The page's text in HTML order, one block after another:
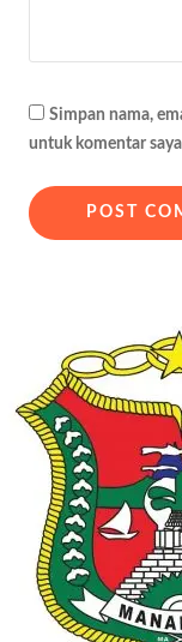
Simpan nama,
untuk komentar